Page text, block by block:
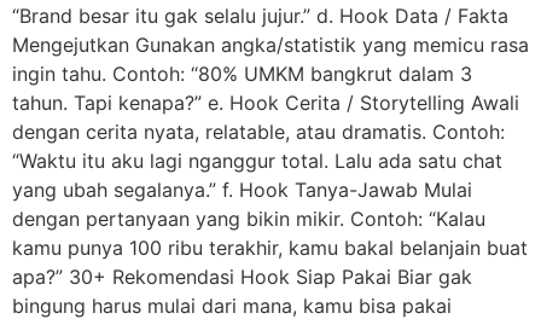
“Brand besar itu gak selalu jujur.” d. Hook Data / Fakta
Mengejutkan Gunakan angka/statistik yang memicu rasa
ingin tahu. Contoh: “80% UMKM bangkrut dalam 3
tahun. Tapi kenapa?” e. Hook Cerita / Storytelling Awali
dengan cerita nyata, relatable, atau dramatis. Contoh:
“Waktu itu aku lagi nganggur total. Lalu ada satu chat
yang ubah segalanya.” f. Hook Tanya-Jawab Mulai
dengan pertanyaan yang bikin mikir. Contoh: “Kalau
kamu punya 100 ribu terakhir, kamu bakal belanjain buat
apa?” 30+ Rekomendasi Hook Siap Pakai Biar gak
bingung harus mulai dari mana, kamu bisa pakai